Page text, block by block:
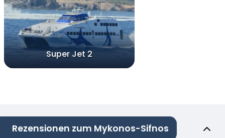
Super Jet 2
Rezensionen zum Mykonos-Sifnos